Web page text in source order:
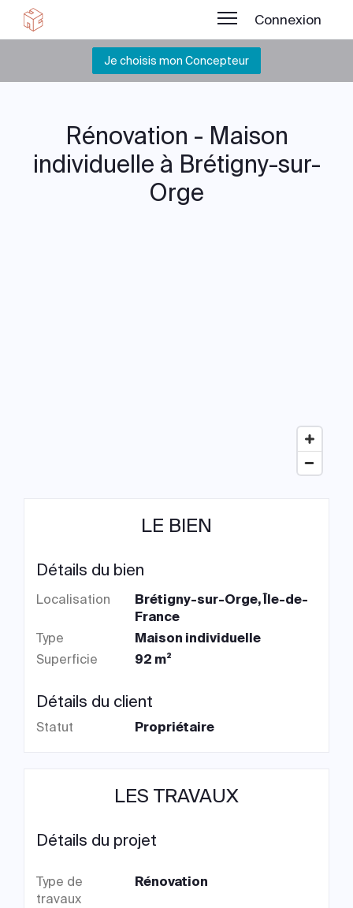
Connexion
Je choisis mon Concepteur
Rénovation - Maison
individuelle à Brétigny-sur-
Orge
LE BIEN
Détails du bien
Localisation
Brétigny-sur-Orge, Île-de-
France
Type
Maison individuelle
Superficie
92 m²
Détails du client
Statut Propriétaire
LES TRAVAUX
Détails du projet
Type de
travaux
Rénovation